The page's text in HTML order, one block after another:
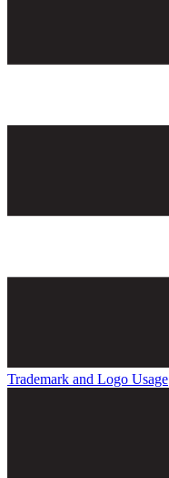
Trademark and Logo Usage